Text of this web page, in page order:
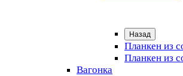
Назад
Планкен из
Планкен из
Вагонка